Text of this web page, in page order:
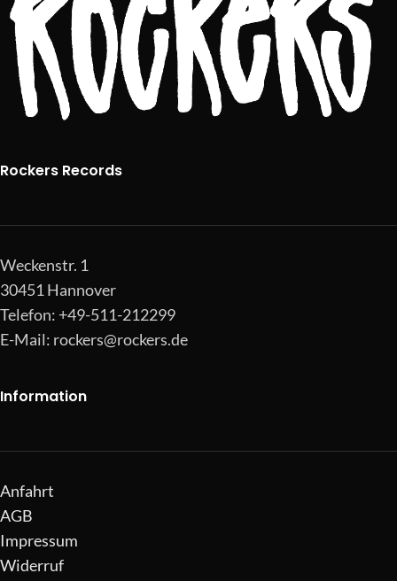
Rockers Records
Weckenstr. 1
30451 Hannover
Telefon: +49-511-212299
E-Mail: rockers@rockers.de
Information
Anfahrt
AGB
Impressum
Widerruf